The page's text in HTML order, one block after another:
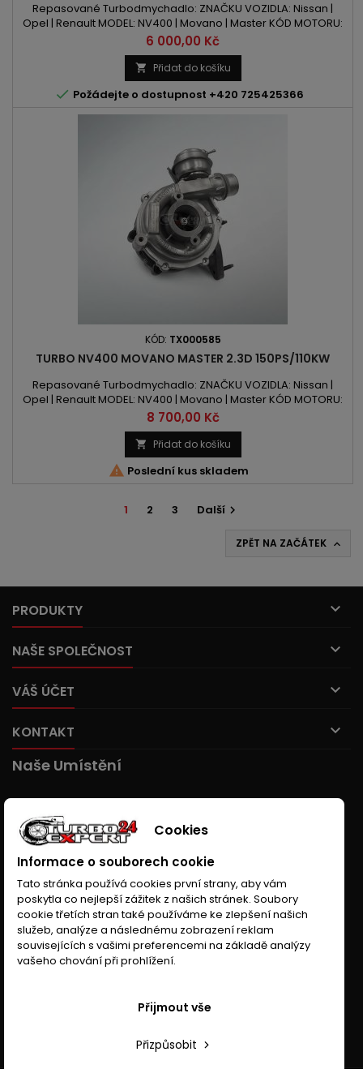
Repasované Turbodmychadlo: ZNAČKU VOZIDLA: Nissan |
Opel | Renault MODEL: NV400 | Movano | Master KÓD MOTORU:
M9T | M9T 670 | M9T 672 | M9T 676 | M9T 690 | M9T 692 | M9T 872
OBSAH: 2298ccm 2.3 CDTI / DCI VÝKON: 101PS / 74kW | 125PS /
92kW ROK VÝROBY: 2010- POZOR: Turbodmychadlo Chlazené
Vodou
Cena
6 000,00 Kč
 Přidat do košíku
 Požádejte o dostupnost +420 725425366
KÓD: TX000585
TURBO NV400 MOVANO MASTER 2.3D 150PS/110KW
Repasované Turbodmychadlo: ZNAČKU VOZIDLA: Nissan |
Opel | Renault MODEL: NV400 | Movano | Master KÓD MOTORU:
M9T | M9T 880 OBSAH: 2298ccm 2.3 DCI / CDTI VÝKON: 150PS /
110kW ROK VÝROBY: 2012 -
Cena
8 700,00 Kč
 Přidat do košíku
 Poslední kus skladem
1 2 3 Další
ZPĚT NA ZAČÁTEK 
PRODUKTY 
NAŠE SPOLEČNOST 
VÁŠ ÚČET 
KONTAKT 
Naše Umístění
Cookies
Informace o souborech cookie
Tato stránka používá cookies první strany, aby vám
poskytla co nejlepší zážitek z našich stránek. Soubory
cookie třetích stran také používáme ke zlepšení našich
služeb, analýze a následnému zobrazení reklam
souvisejících s vašimi preferencemi na základě analýzy
vašeho chování při prohlížení.
Přizpůsobit
Přijmout vše